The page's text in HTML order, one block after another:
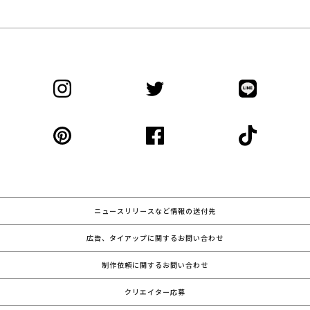
ニュースリリースなど情報の送付先
広告、タイアップに関するお問い合わせ
制作依頼に関するお問い合わせ
クリエイター応募